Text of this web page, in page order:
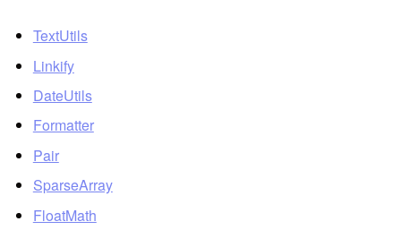
TextUtils
Linkify
DateUtils
Formatter
Pair
SparseArray
FloatMath